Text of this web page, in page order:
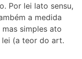
Por lei lato sensu,
a medida
simples ato
(a teor do art.